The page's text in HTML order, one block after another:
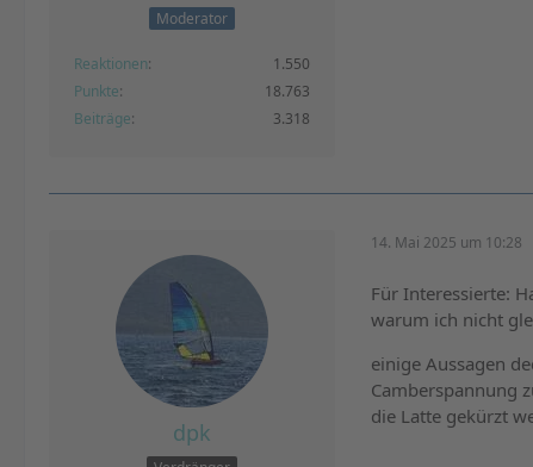
Moderator
Reaktionen
1.550
Punkte
18.763
Beiträge
3.318
dpk
14. Mai 2025 um 10:28
Für Interessierte:
warum ich nicht
einige Aussagen
Camberspannung
die Latte gekürzt